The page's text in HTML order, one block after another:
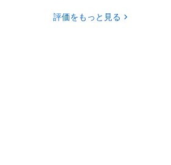
評価をもっと見る